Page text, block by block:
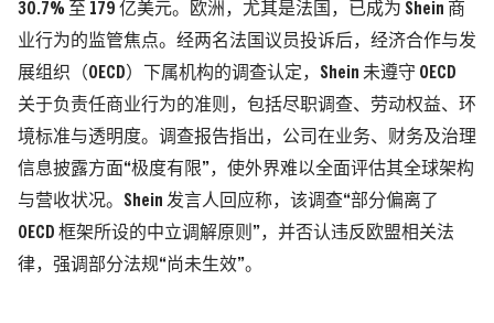
30.7% 至 179 亿美元。欧洲，尤其是法国，已成为 Shein 商
业行为的监管焦点。经两名法国议员投诉后，经济合作与发
展组织（OECD）下属机构的调查认定，Shein 未遵守 OECD
关于负责任商业行为的准则，包括尽职调查、劳动权益、环
境标准与透明度。调查报告指出，公司在业务、财务及治理
信息披露方面“极度有限”，使外界难以全面评估其全球架构
与营收状况。Shein 发言人回应称，该调查“部分偏离了
OECD 框架所设的中立调解原则”，并否认违反欧盟相关法
律，强调部分法规“尚未生效”。